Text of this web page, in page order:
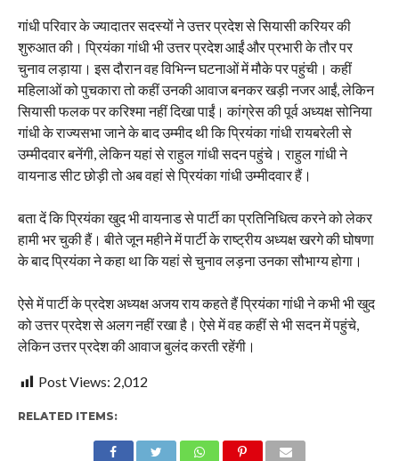
गांधी परिवार के ज्यादातर सदस्यों ने उत्तर प्रदेश से सियासी करियर की
शुरुआत की। प्रियंका गांधी भी उत्तर प्रदेश आईं और प्रभारी के तौर पर
चुनाव लड़ाया। इस दौरान वह विभिन्न घटनाओं में मौके पर पहुंची। कहीं
महिलाओं को पुचकारा तो कहीं उनकी आवाज बनकर खड़ी नजर आईं, लेकिन
सियासी फलक पर करिश्मा नहीं दिखा पाईं। कांग्रेस की पूर्व अध्यक्ष सोनिया
गांधी के राज्यसभा जाने के बाद उम्मीद थी कि प्रियंका गांधी रायबरेली से
उम्मीदवार बनेंगी, लेकिन यहां से राहुल गांधी सदन पहुंचे। राहुल गांधी ने
वायनाड सीट छोड़ी तो अब वहां से प्रियंका गांधी उम्मीदवार हैं।
बता दें कि प्रियंका खुद भी वायनाड से पार्टी का प्रतिनिधित्व करने को लेकर
हामी भर चुकी हैं। बीते जून महीने में पार्टी के राष्ट्रीय अध्यक्ष खरगे की घोषणा
के बाद प्रियंका ने कहा था कि यहां से चुनाव लड़ना उनका सौभाग्य होगा।
ऐसे में पार्टी के प्रदेश अध्यक्ष अजय राय कहते हैं प्रियंका गांधी ने कभी भी खुद
को उत्तर प्रदेश से अलग नहीं रखा है। ऐसे में वह कहीं से भी सदन में पहुंचे,
लेकिन उत्तर प्रदेश की आवाज बुलंद करती रहेंगी।
Post Views: 2,012
RELATED ITEMS: